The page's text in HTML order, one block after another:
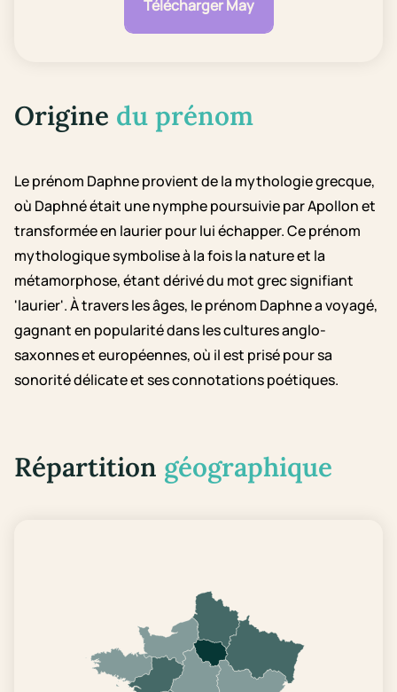
Télécharger May
Origine du prénom
Le prénom Daphne provient de la mythologie grecque,
où Daphné était une nymphe poursuivie par Apollon et
transformée en laurier pour lui échapper. Ce prénom
mythologique symbolise à la fois la nature et la
métamorphose, étant dérivé du mot grec signifiant
'laurier'. À travers les âges, le prénom Daphne a voyagé,
gagnant en popularité dans les cultures anglo-
saxonnes et européennes, où il est prisé pour sa
sonorité délicate et ses connotations poétiques.
Répartition géographique